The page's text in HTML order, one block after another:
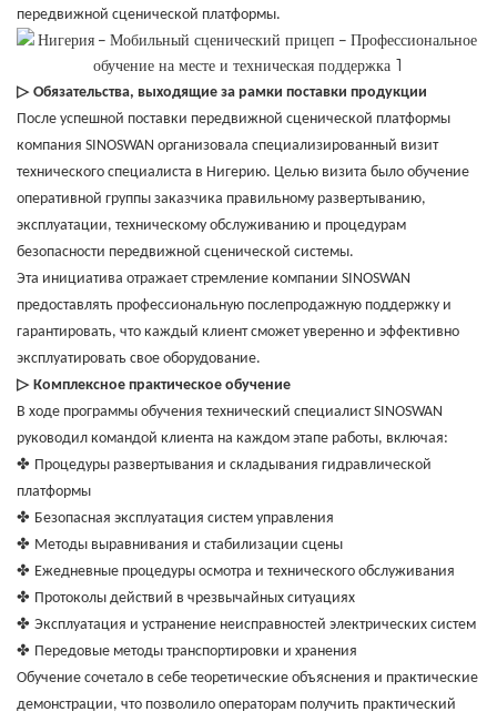
передвижной сценической платформы.
▷ Обязательства, выходящие за рамки поставки продукции
После успешной поставки передвижной сценической платформы
компания SINOSWAN организовала специализированный визит
технического специалиста в Нигерию. Целью визита было обучение
оперативной группы заказчика правильному развертыванию,
эксплуатации, техническому обслуживанию и процедурам
безопасности передвижной сценической системы.
Эта инициатива отражает стремление компании SINOSWAN
предоставлять профессиональную послепродажную поддержку и
гарантировать, что каждый клиент сможет уверенно и эффективно
эксплуатировать свое оборудование.
▷ Комплексное практическое обучение
В ходе программы обучения технический специалист SINOSWAN
руководил командой клиента на каждом этапе работы, включая:
✤ Процедуры развертывания и складывания гидравлической
платформы
✤ Безопасная эксплуатация систем управления
✤ Методы выравнивания и стабилизации сцены
✤ Ежедневные процедуры осмотра и технического обслуживания
✤ Протоколы действий в чрезвычайных ситуациях
✤ Эксплуатация и устранение неисправностей электрических систем
✤ Передовые методы транспортировки и хранения
Обучение сочетало в себе теоретические объяснения и практические
демонстрации, что позволило операторам получить практический